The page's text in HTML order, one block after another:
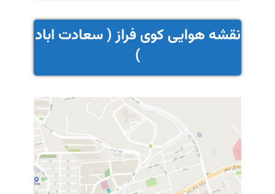
نقشه هوایی کوی فراز ( سعادت اباد
)